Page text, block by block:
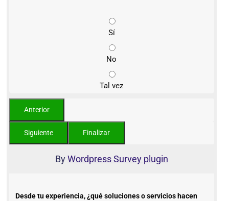
Sí
No
Tal vez
ByWordpress Survey plugin
Desde tu experiencia, ¿qué soluciones o servicios hacen